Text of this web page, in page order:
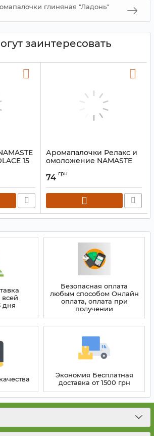
глиняная "Ладонь"
заинтересовать
15
Аромапалочки Релакс и
омоложение NAMASTE
REJUVINATE 15 грамм
Артикул: 9130359
74 грн
всей
дня
Безопасная оплата
любым способом Онлайн
оплата, оплата при
получении
Экономия Бесплатная
доставка от 1500 грн